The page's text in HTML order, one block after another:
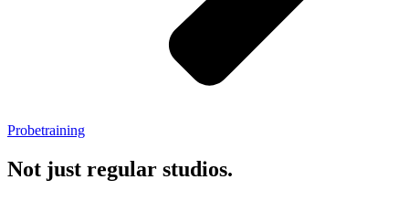
Probetraining
Not just regular studios.